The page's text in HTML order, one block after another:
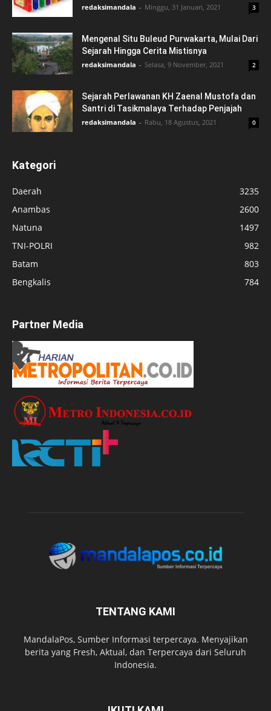
redaksimandala - Minggu, 31 Januari, 2021 3
Mengenal Situ Buleud Purwakarta, Mulai Dari
Sejarah Hingga Cerita Mistisnya
redaksimandala - Selasa, 9 November, 2021 2
Sejarah Perlawanan KH Zaenal Mustofa dan
Santri di Tasikmalaya Terhadap Penjajah
redaksimandala - Rabu, 18 Agustus, 2021 0
Kategori
Daerah
3235
Anambas
2600
Natuna
1497
TNI-POLRI
982
Batam
803
Bengkalis
784
Partner Media
TENTANG KAMI
MandalaPos, Sumber Informasi terpercaya. Menyajikan
berita yang Fresh, Aktual, dan Terpercaya dari Seluruh
Indonesia.